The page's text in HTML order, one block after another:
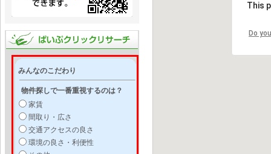
みんなのこだわり
物件探しで一番重視するのは？
家賃
間取り・広さ
交通アクセスの良さ
環境の良さ・利便性
This
Do